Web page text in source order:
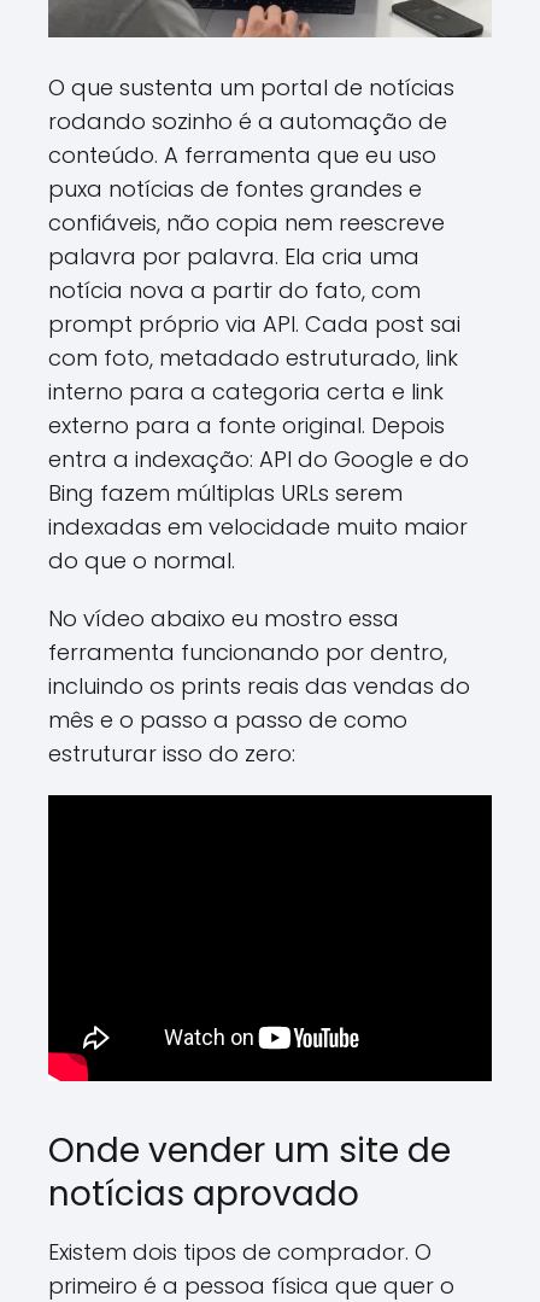
O que sustenta um portal de notícias
rodando sozinho é a automação de
conteúdo. A ferramenta que eu uso
puxa notícias de fontes grandes e
confiáveis, não copia nem reescreve
palavra por palavra. Ela cria uma
notícia nova a partir do fato, com
prompt próprio via API. Cada post sai
com foto, metadado estruturado, link
interno para a categoria certa e link
externo para a fonte original. Depois
entra a indexação: API do Google e do
Bing fazem múltiplas URLs serem
indexadas em velocidade muito maior
do que o normal.
No vídeo abaixo eu mostro essa
ferramenta funcionando por dentro,
incluindo os prints reais das vendas do
mês e o passo a passo de como
estruturar isso do zero:
Onde vender um site de
notícias aprovado
Existem dois tipos de comprador. O
primeiro é a pessoa física que quer o